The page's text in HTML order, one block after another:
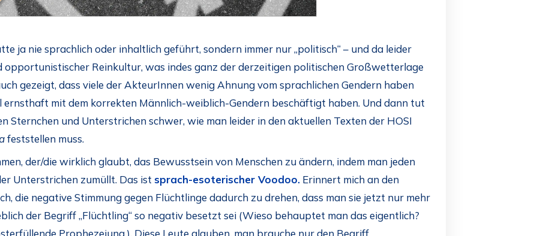
ja nie sprachlich oder inhaltlich geführt, sondern immer nur „politisch“ – und da leider
opportunistischer Reinkultur, was indes ganz der derzeitigen politischen Großwetterlage
gezeigt, dass viele der AkteurInnen wenig Ahnung vom sprachlichen Gendern haben
ernsthaft mit dem korrekten Männlich-weiblich-Gendern beschäftigt haben. Und dann tut
Sternchen und Unterstrichen schwer, wie man leider in den aktuellen Texten der HOSI
feststellen muss.
der/die wirklich glaubt, das Bewusstsein von Menschen zu ändern, indem man jeden
Unterstrichen zumüllt. Das ist sprach-esoterischer Voodoo. Erinnert mich an den
die negative Stimmung gegen Flüchtlinge dadurch zu drehen, dass man sie jetzt nur mehr
der Begriff „Flüchtling“ so negativ besetzt sei (Wieso behauptet man das eigentlich?